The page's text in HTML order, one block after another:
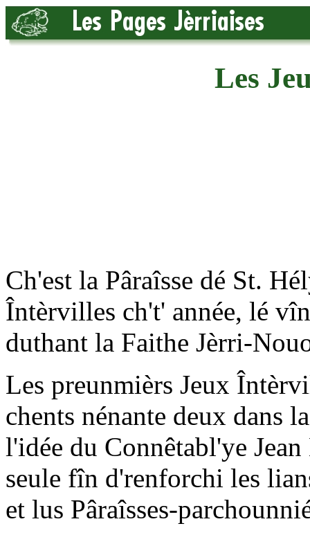
Les
Ch'est la Pâraîsse dé St.
Întèrvilles ch't' année, lé
duthant la Faithe Jèrri-
Les preunmièrs Jeux
chents nénante deux dans
l'idée du Connêtabl'ye
seule fîn d'renforchi les
et lus Pâraîsses-